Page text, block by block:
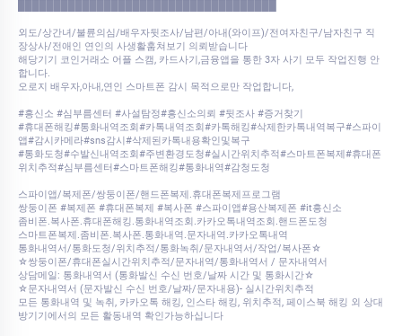
외도/상간녀/불륜의심/배우자뒷조사/남편/아내(와이프)/전여자친구/남자친구 직
장상사/전애인 연인의 사생활훔쳐보기 의뢰받습니다
​​해당기기 코인거래소 어플 스캠, 카드사기,금융앱을 통한 3자 사기 모두 작업진행 안
합니다.
​​오로지 배우자,아내,연인 스마트폰 감시 목적으로만 작업합니다,
#흥신소 #심부름센터 #사설탐정#흥신소의뢰 #뒷조사 #증거찾기
#휴대폰해킹#통화내역조회#카톡내역조회#카톡해킹#삭제한카톡내역복구#스파이
앱#감시카메라#sns감시#삭제된카톡내용확인및복구
#통화도청#수발신내역조회#주변환경도청#실시간위치추적#스마트폰복제#휴대폰
위치추적#심부름센터#스마트폰해킹#통화내역#감청도청
스파이앱/복제폰/쌍둥이폰/핸드폰복제.휴대폰복제프로그램
쌍둥이폰 #복제폰 #휴대폰복제 #복사폰 #스파이앱#용산복제폰 #it흥신소
좀비폰.복사폰.휴대폰해킹.통화내역조회.카카오톡내역조회.핸드폰도청
스마트폰복제.좀비폰.복사폰.통화내역.문자내역.카카오톡내역
통화내역서/통화도청/위치추적/통화녹취/문자내역서/작업/복사폰☆
☆쌍둥이폰/휴대폰실시간위치추적/문자내역/통화내역서 / 문자내역서
상담메일: 통화내역서 (통화발신 수신 번호/날짜 시간 및 통화시간☆
☆문자내역서 (문자발신 수신 번호/날짜/문자내용)- 실시간위치추적
모든 통화내역 및 녹취, 카카오톡 해킹, 인스타 해킹, 위치추적, 페이스북 해킹 외 상대
방기기에서의 모든 활동내역 확인가능하십니다